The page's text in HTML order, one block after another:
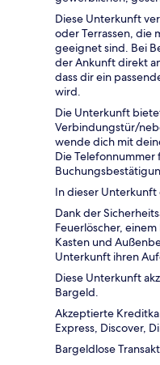
Diese Unterkunft
oder Terrassen, die
geeignet sind. Bei
der Ankunft direkt
dass dir ein
wird.
Die Unterkunft
Verbindungstür/
wende dich mit
Die
In dieser
Dank der
Feuerlöscher,
Kasten und
Unterkunft ihren
Diese Unterkunft
Bargeld.
Akzeptierte
Express, Discover,
Bargeldlose